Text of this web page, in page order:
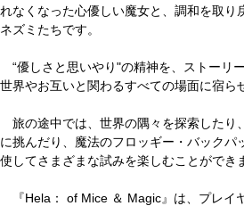
れなくなった心優しい魔女と、調和を取り
ネズミたちです。
“優しさと思いやり"の精神を、ストーリ
世界やお互いと関わるすべての場面に宿ら
旅の途中では、世界の隅々を探索したり
に挑んだり、魔法のフロッギー・バックパ
使してさまざまな試みを楽しむことができ
『Hela： of Mice ＆ Magic』は、プレイ